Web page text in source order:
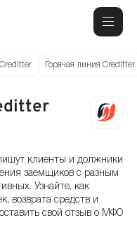
Горячая линия Creditter
клиенты и должники
заемщиков с разным
Узнайте, как
возврата средств и
свой отзыв о МФО